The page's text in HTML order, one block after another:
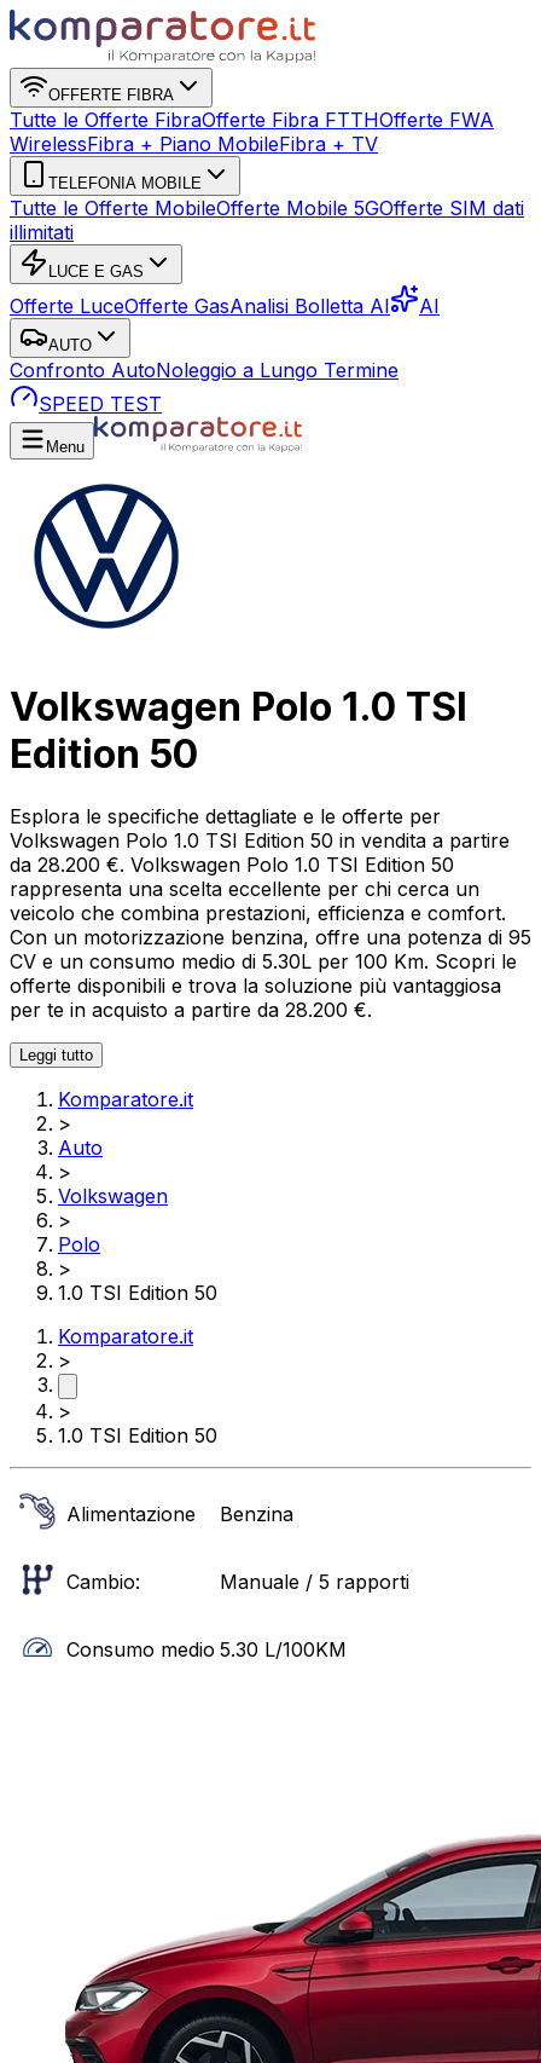
OFFERTE FIBRA
Tutte le Offerte FibraOfferte Fibra FTTHOfferte FWA
WirelessFibra + Piano MobileFibra + TV
TELEFONIA MOBILE
Tutte le Offerte MobileOfferte Mobile 5GOfferte SIM dati
illimitati
LUCE E GAS
Offerte LuceOfferte GasAnalisi Bolletta AI AI
AUTO
Confronto AutoNoleggio a Lungo Termine
SPEED TEST
Menu
Volkswagen Polo 1.0 TSI
Edition 50
Esplora le specifiche dettagliate e le offerte per
Volkswagen Polo 1.0 TSI Edition 50 in vendita a partire
da 28.200 €. Volkswagen Polo 1.0 TSI Edition 50
rappresenta una scelta eccellente per chi cerca un
veicolo che combina prestazioni, efficienza e comfort.
Con un motorizzazione benzina, offre una potenza di 95
CV e un consumo medio di 5.30L per 100 Km. Scopri le
offerte disponibili e trova la soluzione più vantaggiosa
per te in acquisto a partire da 28.200 €.
Leggi tutto
Komparatore.it
>
Auto
>
Volkswagen
>
Polo
>
1.0 TSI Edition 50
Komparatore.it
>
>
1.0 TSI Edition 50
Alimentazione Benzina
Cambio: Manuale / 5 rapporti
Consumo medio 5.30 L/100KM